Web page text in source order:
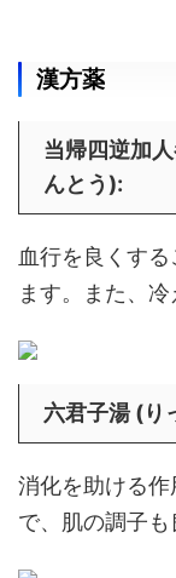
漢方薬
当帰四逆加
んとう):
血行を良くす
ます。また、
六君子湯 (り
消化を助ける
で、肌の調子も